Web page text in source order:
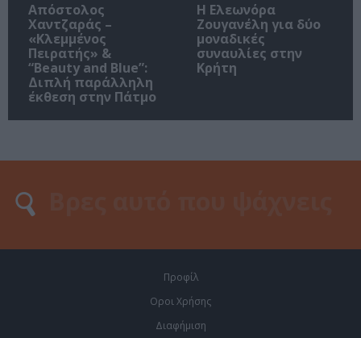
Απόστολος
Χαντζαράς –
«Κλεμμένος
Πειρατής» &
“Beauty and Blue”:
Διπλή παράλληλη
έκθεση στην Πάτμο
Η Ελεωνόρα
Ζουγανέλη για δύο
μοναδικές
συναυλίες στην
Κρήτη
Προφίλ
Οροι Χρήσης
Διαφήμιση